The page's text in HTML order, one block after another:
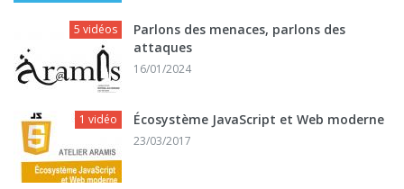
5 vidéos
Parlons des menaces, parlons des
attaques
16/01/2024
1 vidéo Écosystème JavaScript et Web moderne
23/03/2017